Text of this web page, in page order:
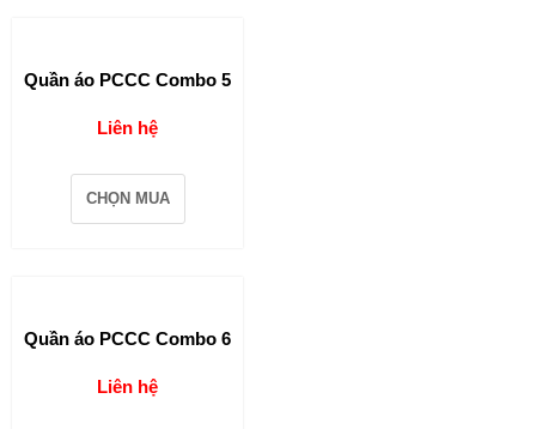
Quần áo PCCC Combo 5
Liên hệ
CHỌN MUA
Quần áo PCCC Combo 6
Liên hệ